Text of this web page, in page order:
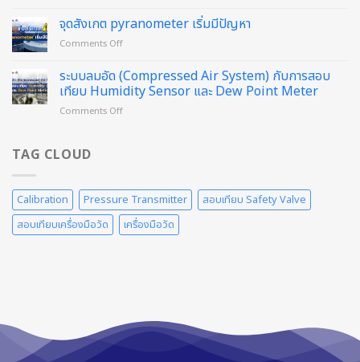
Sound
วัน
นี้
เทียบฯ
Meter
วิธี
Weighing
Method
จุดสังเกต pyranometer เริ่มมีปัญหา
Comments Offon
สังเกต
pyranometer
เริ่ม
มี
ระบบลมอัด (Compressed Air System) กับการสอบ
เทียบ Humidity Sensor และ Dew Point Meter
Comments Offon
System)
กับ
การ
สอบ
Meter
TAG CLOUD
Calibration Pressure Transmitter
สอบเทียบ Safety Valve
สอบเทียบเครื่องมือวัด
เครื่องมือวัด